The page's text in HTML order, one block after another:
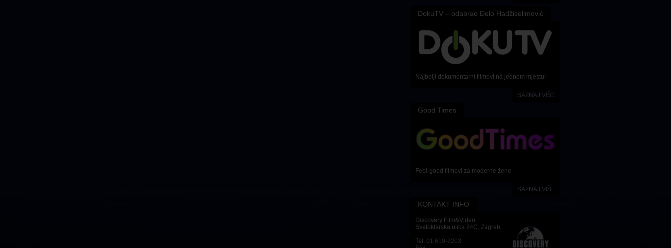
DokuTV – odabrao Đelo Hadžiselimović
Najbolji dokumentarni filmovi na jednom mjestu!
SAZNAJ VIŠE
Good Times
Feel-good filmovi za moderne žene
SAZNAJ VIŠE
KONTAKT INFO
Discovery Film&Video
Svetoklarska ulica 24C, Zagreb
Tel. 01 619-2203